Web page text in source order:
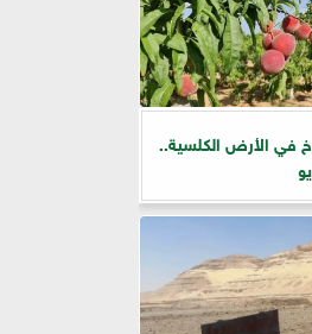
في الأرض الكلسية..